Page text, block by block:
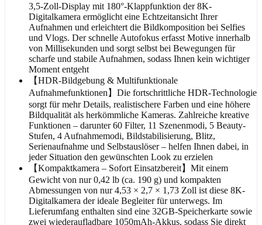
3,5-Zoll-Display mit 180°-Klappfunktion der 8K-
Digitalkamera ermöglicht eine Echtzeitansicht Ihrer
Aufnahmen und erleichtert die Bildkomposition bei Selfies
und Vlogs. Der schnelle Autofokus erfasst Motive innerhalb
von Millisekunden und sorgt selbst bei Bewegungen für
scharfe und stabile Aufnahmen, sodass Ihnen kein wichtiger
Moment entgeht
【HDR-Bildgebung & Multifunktionale
Aufnahmefunktionen】Die fortschrittliche HDR-Technologie
sorgt für mehr Details, realistischere Farben und eine höhere
Bildqualität als herkömmliche Kameras. Zahlreiche kreative
Funktionen – darunter 60 Filter, 11 Szenenmodi, 5 Beauty-
Stufen, 4 Aufnahmemodi, Bildstabilisierung, Blitz,
Serienaufnahme und Selbstauslöser – helfen Ihnen dabei, in
jeder Situation den gewünschten Look zu erzielen
【Kompaktkamera – Sofort Einsatzbereit】Mit einem
Gewicht von nur 0,42 lb (ca. 190 g) und kompakten
Abmessungen von nur 4,53 × 2,7 × 1,73 Zoll ist diese 8K-
Digitalkamera der ideale Begleiter für unterwegs. Im
Lieferumfang enthalten sind eine 32GB-Speicherkarte sowie
zwei wiederaufladbare 1050mAh-Akkus, sodass Sie direkt